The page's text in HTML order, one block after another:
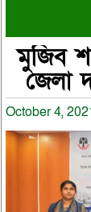
মুজিব
জেলা
October 4,